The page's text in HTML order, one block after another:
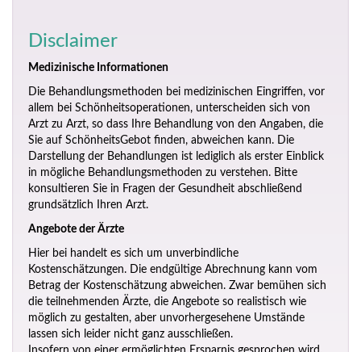
Disclaimer
Medizinische Informationen
Die Behandlungsmethoden bei medizinischen Eingriffen, vor
allem bei Schönheitsoperationen, unterscheiden sich von
Arzt zu Arzt, so dass Ihre Behandlung von den Angaben, die
Sie auf SchönheitsGebot finden, abweichen kann. Die
Darstellung der Behandlungen ist lediglich als erster Einblick
in mögliche Behandlungsmethoden zu verstehen. Bitte
konsultieren Sie in Fragen der Gesundheit abschließend
grundsätzlich Ihren Arzt.
Angebote der Ärzte
Hier bei handelt es sich um unverbindliche
Kostenschätzungen. Die endgültige Abrechnung kann vom
Betrag der Kostenschätzung abweichen. Zwar bemühen sich
die teilnehmenden Ärzte, die Angebote so realistisch wie
möglich zu gestalten, aber unvorhergesehene Umstände
lassen sich leider nicht ganz ausschließen.